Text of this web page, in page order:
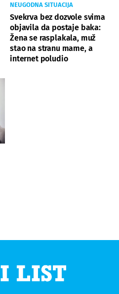
NEUGODNA SITUACIJA
Svekrva bez dozvole svima
objavila da postaje baka:
Žena se rasplakala, muž
stao na stranu mame, a
internet poludio